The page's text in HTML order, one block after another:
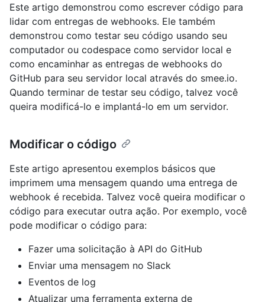
Este artigo demonstrou como escrever código para
lidar com entregas de webhooks. Ele também
demonstrou como testar seu código usando seu
computador ou codespace como servidor local e
como encaminhar as entregas de webhooks do
GitHub para seu servidor local através do smee.io.
Quando terminar de testar seu código, talvez você
queira modificá-lo e implantá-lo em um servidor.
Modificar o código
Este artigo apresentou exemplos básicos que
imprimem uma mensagem quando uma entrega de
webhook é recebida. Talvez você queira modificar o
código para executar outra ação. Por exemplo, você
pode modificar o código para:
Fazer uma solicitação à API do GitHub
Enviar uma mensagem no Slack
Eventos de log
Atualizar uma ferramenta externa de